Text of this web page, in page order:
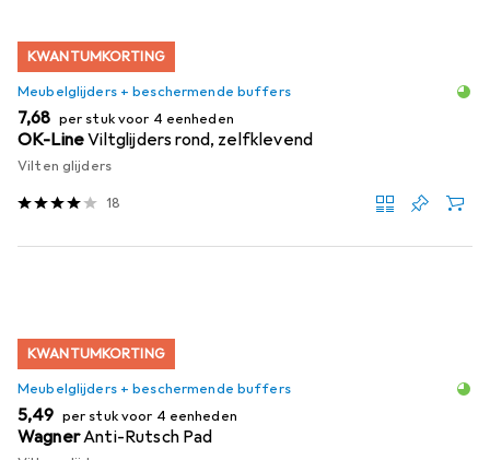
KWANTUMKORTING
Meubelglijders + beschermende buffers
EUR
7,68 per stuk voor 4 eenheden
OK-LineViltglijders rond, zelfklevend
Vilten glijders
18
KWANTUMKORTING
Meubelglijders + beschermende buffers
EUR
5,49 per stuk voor 4 eenheden
WagnerAnti-Rutsch Pad